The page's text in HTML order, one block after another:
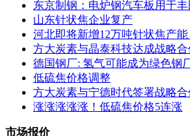
东京制钢：电炉钢汽车板用于
山东针状焦企业复产
河北即将新增12万吨针状焦产能
方大炭素与晶泰科技达成战略
德国钢厂: 氢气可能成为绿色钢
低硫焦价格调整
方大炭素与宁德时代签署战略
涨涨涨涨涨！低硫焦价格5连涨
市场报价